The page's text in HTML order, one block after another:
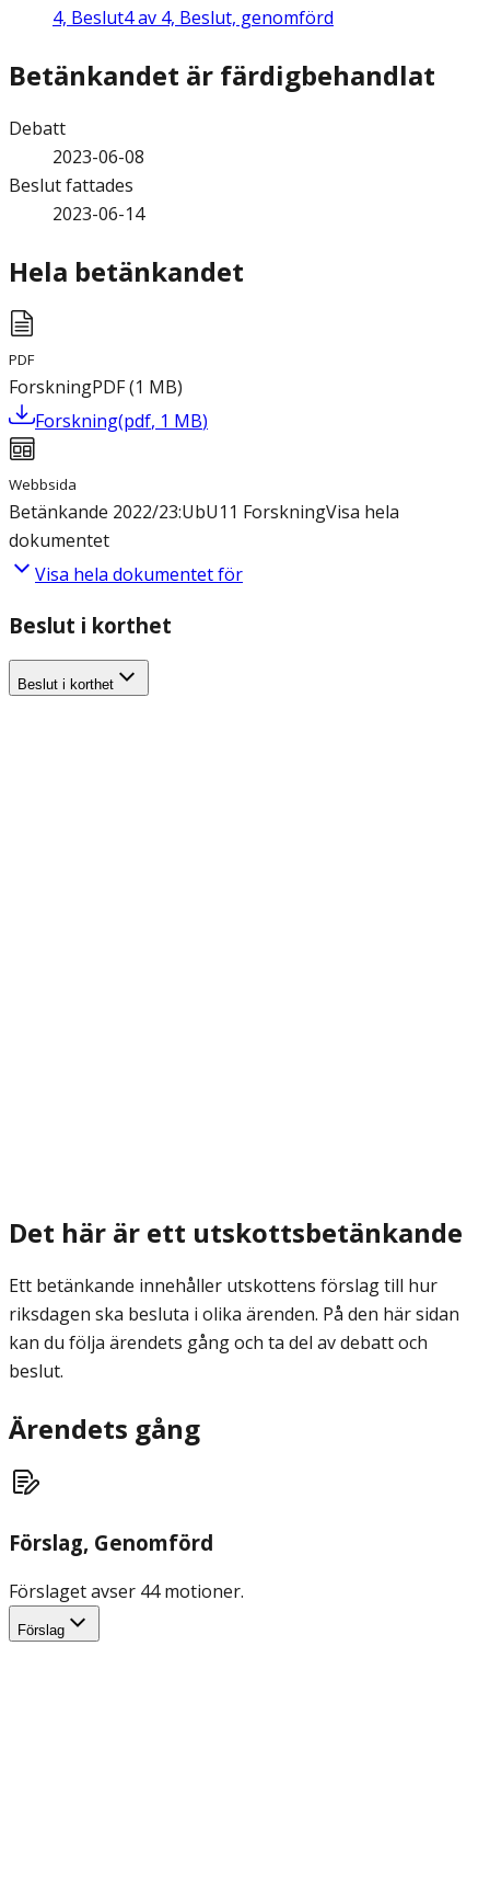
4, Beslut4 av 4, Beslut, genomförd
Betänkandet är färdigbehandlat
Debatt
2023-06-08
Beslut fattades
2023-06-14
Hela betänkandet
PDF
ForskningPDF(1 MB)
Forskning(pdf, 1 MB)
Webbsida
Betänkande 2022/23:UbU11 ForskningVisa hela
dokumentet
Visa hela dokumentet för
Beslut i korthet
Beslut i korthet
Det här är ett utskottsbetänkande
Ett betänkande innehåller utskottens förslag till hur
riksdagen ska besluta i olika ärenden. På den här sidan
kan du följa ärendets gång och ta del av debatt och
beslut.
Ärendets gång
Förslag, Genomförd
Förslaget avser 44 motioner.
Förslag